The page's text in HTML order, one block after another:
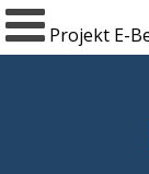
Projekt E-